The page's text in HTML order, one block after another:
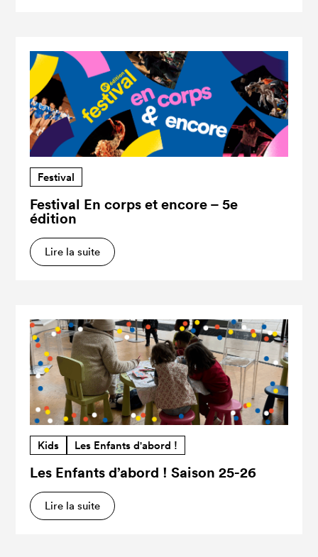
Festival
Festival En corps et encore – 5e
édition
Lire la suite
Kids Les Enfants d'abord !
Les Enfants d’abord ! Saison 25-26
Lire la suite